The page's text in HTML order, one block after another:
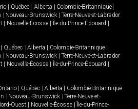
Québec Alberta Colombie-Britannique
Nouveau-Brunswick
Terre-Neuve-et-Labrador
Nouvelle-Écosse Île-du-Prince-Édouard
Québec Alberta Colombie-Britannique
Nouveau-Brunswick
Terre-Neuve-et-Labrador
Nouvelle-Écosse Île-du-Prince-Édouard
Québec Alberta
Colombie-Britannique
Nouveau-Brunswick
Terre-Neuve-et-
Ouest Nouvelle-Écosse
Île-du-Prince-